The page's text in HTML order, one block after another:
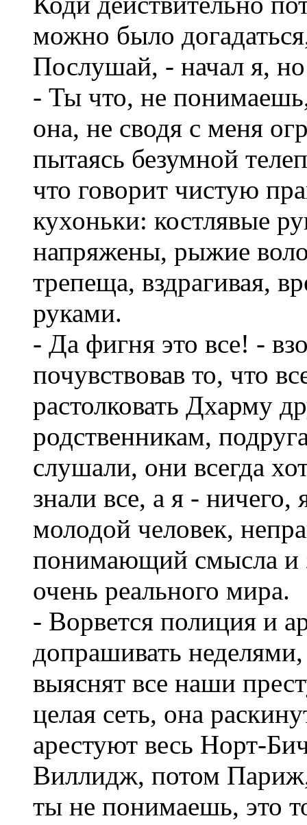
можно было
Послушай, - начал я,
- Ты что, не
она, не сводя с меня
пытаясь безумной
что говорит чистую
кухоньки: костлявые
напряжены, рыжие
трепеща, вздрагивая,
руками.
- Да фигня это все! -
почувствовав то, что
растолковать Дхарму
родственникам,
слушали, они всегда
знали все, а я -
молодой человек,
понимающий смысла и
очень реального мира.
- Ворвется полиция и
допрашивать
выяснят все наши
целая сеть, она
арестуют весь Норт-
Виллидж, потом
ты не понимаешь, это